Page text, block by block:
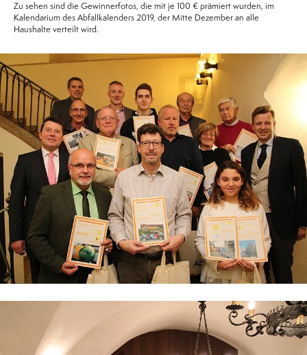
Zu sehen sind die Gewinnerfotos, die mit je 100 € prämiert wurden, im
Kalendarium des Abfallkalenders 2019, der Mitte Dezember an alle
Haushalte verteilt wird.